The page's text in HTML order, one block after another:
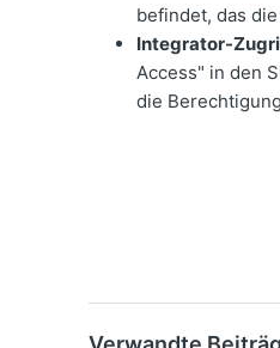
befindet, das
Integrator-
Access" in den
die